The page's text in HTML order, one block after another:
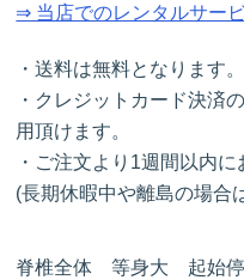
⇒ 当店でのレンタルサー
・送料は無料となります。
・クレジットカード決済
用頂けます。
・ご注文より1週間以内に
(長期休暇中や離島の場合
脊椎全体 等身大 起始停